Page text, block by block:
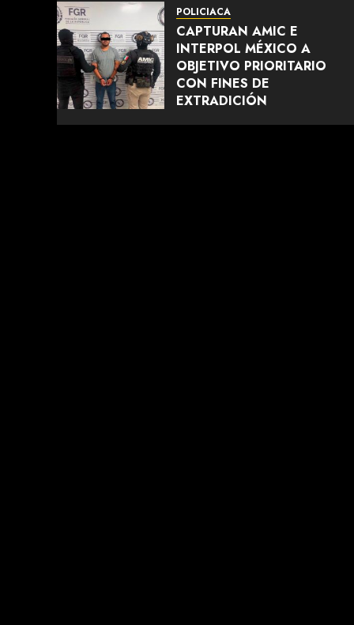
POLICIACA
CAPTURAN AMIC E
INTERPOL MÉXICO A
OBJETIVO PRIORITARIO
CON FINES DE
EXTRADICIÓN
AGOSTO 6, 2026 0